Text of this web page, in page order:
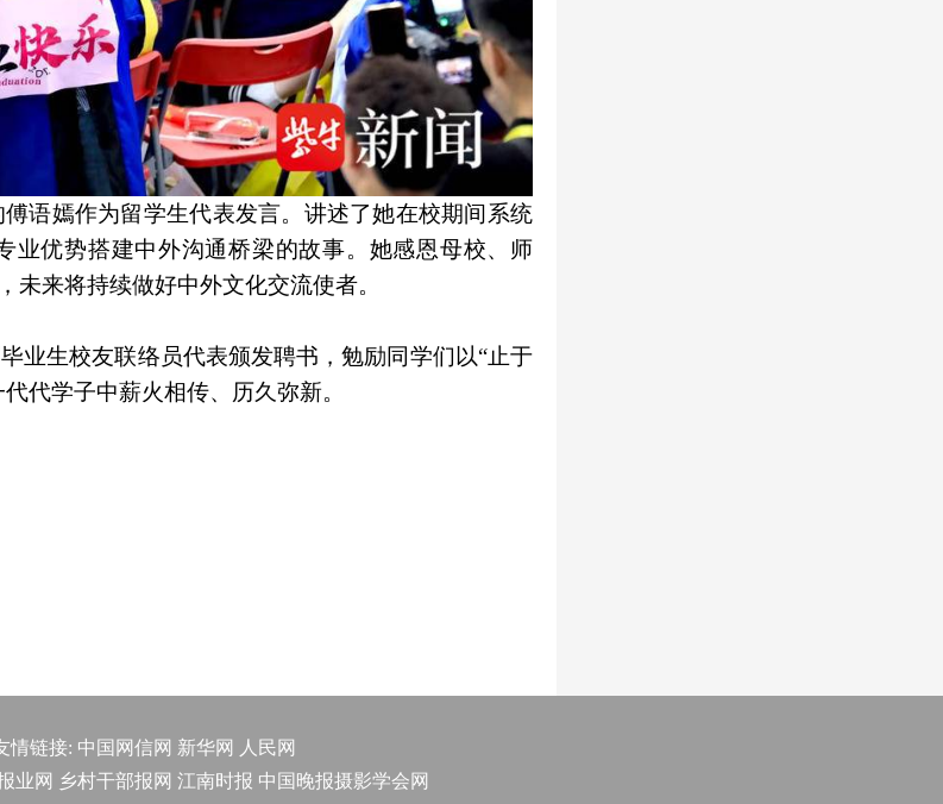
语嫣作为留学生代表发言。讲述了她在校期间系统
业优势搭建中外沟通桥梁的故事。她感恩母校、师
来将持续做好中外文化交流使者。
业生校友联络员代表颁发聘书，勉励同学们以“止于
代学子中薪火相传、历久弥新。
情链接: 中国网信网 新华网
人民网
业网 乡村干部报网 江南时报 中国晚报摄影学会网